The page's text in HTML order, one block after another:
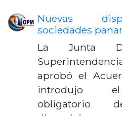
Nuevas
sociedades
La Junta
aprobó el
introdujo
obligatorio